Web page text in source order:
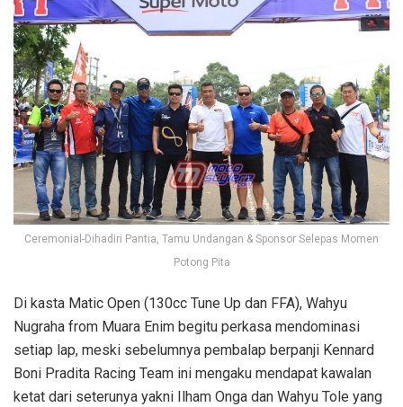
Ceremonial-Dihadiri Pantia, Tamu Undangan & Sponsor Selepas Momen
Potong Pita
Di kasta Matic Open (130cc Tune Up dan FFA), Wahyu
Nugraha from Muara Enim begitu perkasa mendominasi
setiap lap, meski sebelumnya pembalap berpanji Kennard
Boni Pradita Racing Team ini mengaku mendapat kawalan
ketat dari seterunya yakni Ilham Onga dan Wahyu Tole yang